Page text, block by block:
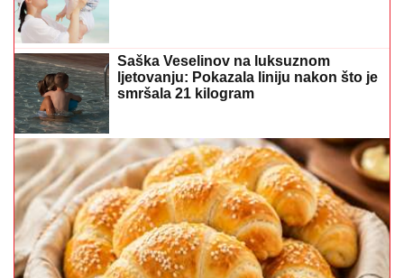
Saška Veselinov na luksuznom
ljetovanju: Pokazala liniju nakon što je
smršala 21 kilogram